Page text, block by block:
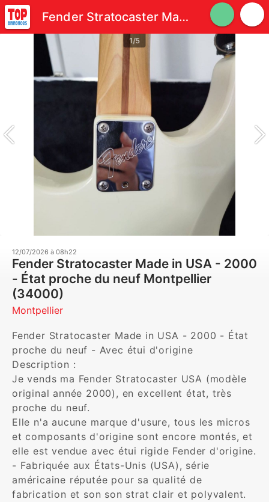
Fender Stratocaster Made in USA - 2000 - État proche du neuf
1/5
12/07/2026 à 08h22
Fender Stratocaster Made in USA - 2000
- État proche du neuf Montpellier
(34000)
Montpellier
Fender Stratocaster Made in USA - 2000 - État
proche du neuf - Avec étui d'origine
Description :
Je vends ma Fender Stratocaster USA (modèle
original année 2000), en excellent état, très
proche du neuf.
Elle n'a aucune marque d'usure, tous les micros
et composants d'origine sont encore montés, et
elle est vendue avec étui rigide Fender d'origine.
- Fabriquée aux États-Unis (USA), série
américaine réputée pour sa qualité de
fabrication et son son strat clair et polyvalent.